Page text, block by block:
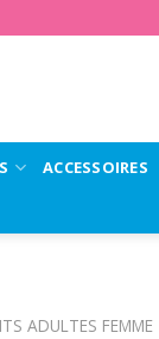
ACCESSOIRES
ADULTES FEMME